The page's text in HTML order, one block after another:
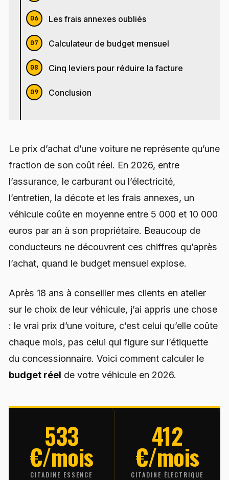
Les frais annexes oubliés
Calculateur de budget mensuel
Cinq leviers pour réduire la facture
Conclusion
Le prix d’achat d’une voiture ne représente qu’une
fraction de son coût réel. En 2026, entre
l’assurance, le carburant ou l’électricité,
l’entretien, la décote et les frais annexes, un
véhicule coûte en moyenne entre 5 000 et 10 000
euros par an à son propriétaire. Beaucoup de
conducteurs ne découvrent ces chiffres qu’après
l’achat, quand le budget mensuel explose.
Après 18 ans à conseiller mes clients en atelier
sur le choix de leur véhicule, j’ai appris une chose
: le vrai prix d’une voiture, c’est celui qu’elle coûte
chaque mois, pas celui qui figure sur l’étiquette
du concessionnaire. Voici comment calculer le
budget réel de votre véhicule en 2026.
533
€/mois
CITADINE ESSENCE
412
€/mois
CITADINE ÉLECTRIQUE